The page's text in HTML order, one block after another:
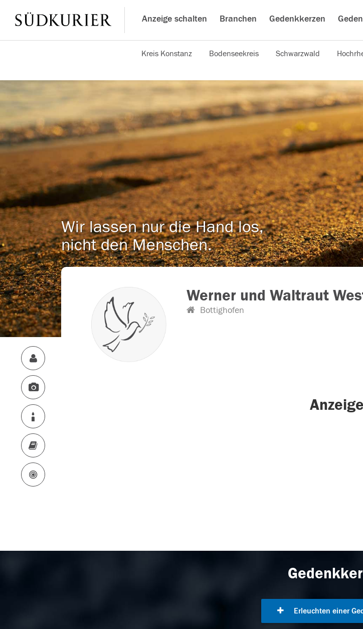
Anzeige schalten Branchen Gedenkkerzen
Kreis Konstanz Bodenseekreis Schwarzwald
Wir lassen nur die Hand los,
nicht den Menschen.
Werner und Waltraut
Bottighofen
Anzeige
Erleuchten einer